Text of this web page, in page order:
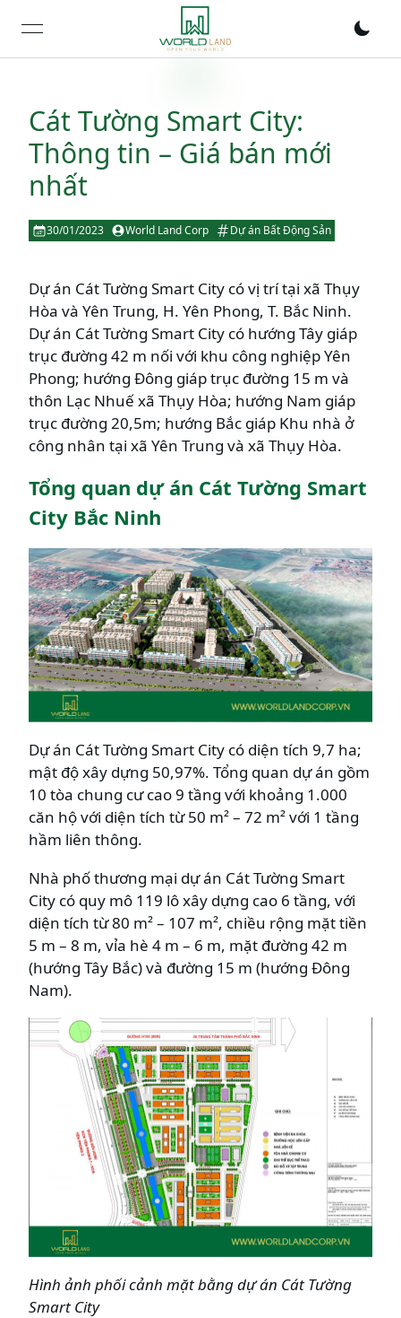
open navigation menu
Cát Tường Smart City:
Thông tin – Giá bán mới
nhất
30/01/2023 World Land Corp Dự án Bất Động Sản
Dự án Cát Tường Smart City có vị trí tại xã Thụy
Hòa và Yên Trung, H. Yên Phong, T. Bắc Ninh.
Dự án Cát Tường Smart City có hướng Tây giáp
trục đường 42 m nối với khu công nghiệp Yên
Phong; hướng Đông giáp trục đường 15 m và
thôn Lạc Nhuế xã Thụy Hòa; hướng Nam giáp
trục đường 20,5m; hướng Bắc giáp Khu nhà ở
công nhân tại xã Yên Trung và xã Thụy Hòa.
Tổng quan dự án Cát Tường Smart
City Bắc Ninh
Dự án Cát Tường Smart City có diện tích 9,7 ha;
mật độ xây dựng 50,97%. Tổng quan dự án gồm
10 tòa chung cư cao 9 tầng với khoảng 1.000
căn hộ với diện tích từ 50 m² – 72 m² với 1 tầng
hầm liên thông.
Nhà phố thương mại dự án Cát Tường Smart
City có quy mô 119 lô xây dựng cao 6 tầng, với
diện tích từ 80 m² – 107 m², chiều rộng mặt tiền
5 m – 8 m, vỉa hè 4 m – 6 m, mặt đường 42 m
(hướng Tây Bắc) và đường 15 m (hướng Đông
Nam).
Hình ảnh phối cảnh mặt bằng dự án Cát Tường
Smart City